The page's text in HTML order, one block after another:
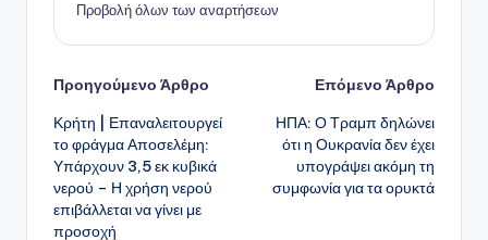
Προβολή όλων των αναρτήσεων
Πλοήγηση
δημοσιεύσεων
Προηγούμενο Άρθρο
Κρήτη | Επαναλειτουργεί
το φράγμα Αποσελέμη:
Υπάρχουν 3,5 εκ κυβικά
νερού – Η χρήση νερού
επιβάλλεται να γίνει με
προσοχή
Επόμενο Άρθρο
ΗΠΑ: Ο Τραμπ δηλώνει
ότι η Ουκρανία δεν έχει
υπογράψει ακόμη τη
συμφωνία για τα ορυκτά